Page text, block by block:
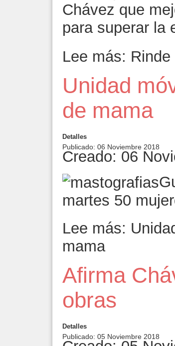
Chávez que
para superar la
Lee más:
Unidad
de mama
Detalles
Publicado: 06 Noviembre 2018
Creado: 06
martes 50
Lee más:
mama
Afirma
obras
Detalles
Publicado: 05 Noviembre 2018